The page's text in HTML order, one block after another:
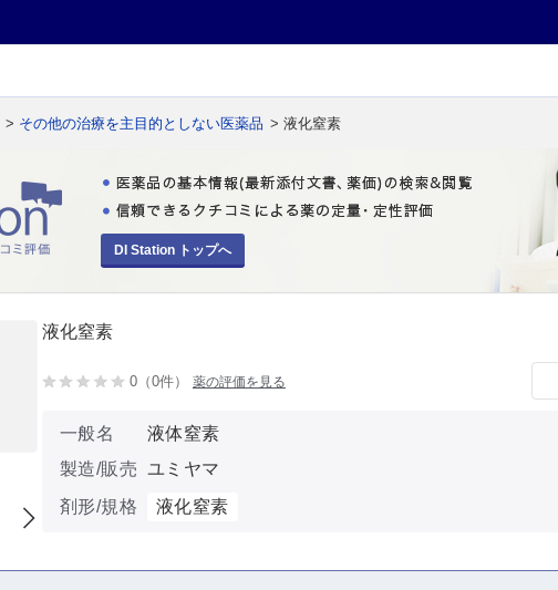
> その他の治療を主目的としない医薬品 > 液化窒素
DI Station トップへ
液化窒素
0（0件） 薬の評価を見る
一般名
液体窒素
製造/販売 ユミヤマ
剤形/規格
液化窒素